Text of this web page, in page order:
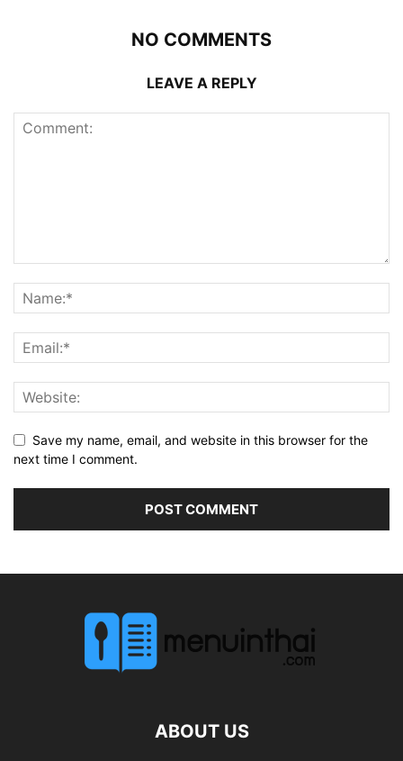
NO COMMENTS
LEAVE A REPLY
Save my name, email, and website in this browser for the
next time I comment.
ABOUT US